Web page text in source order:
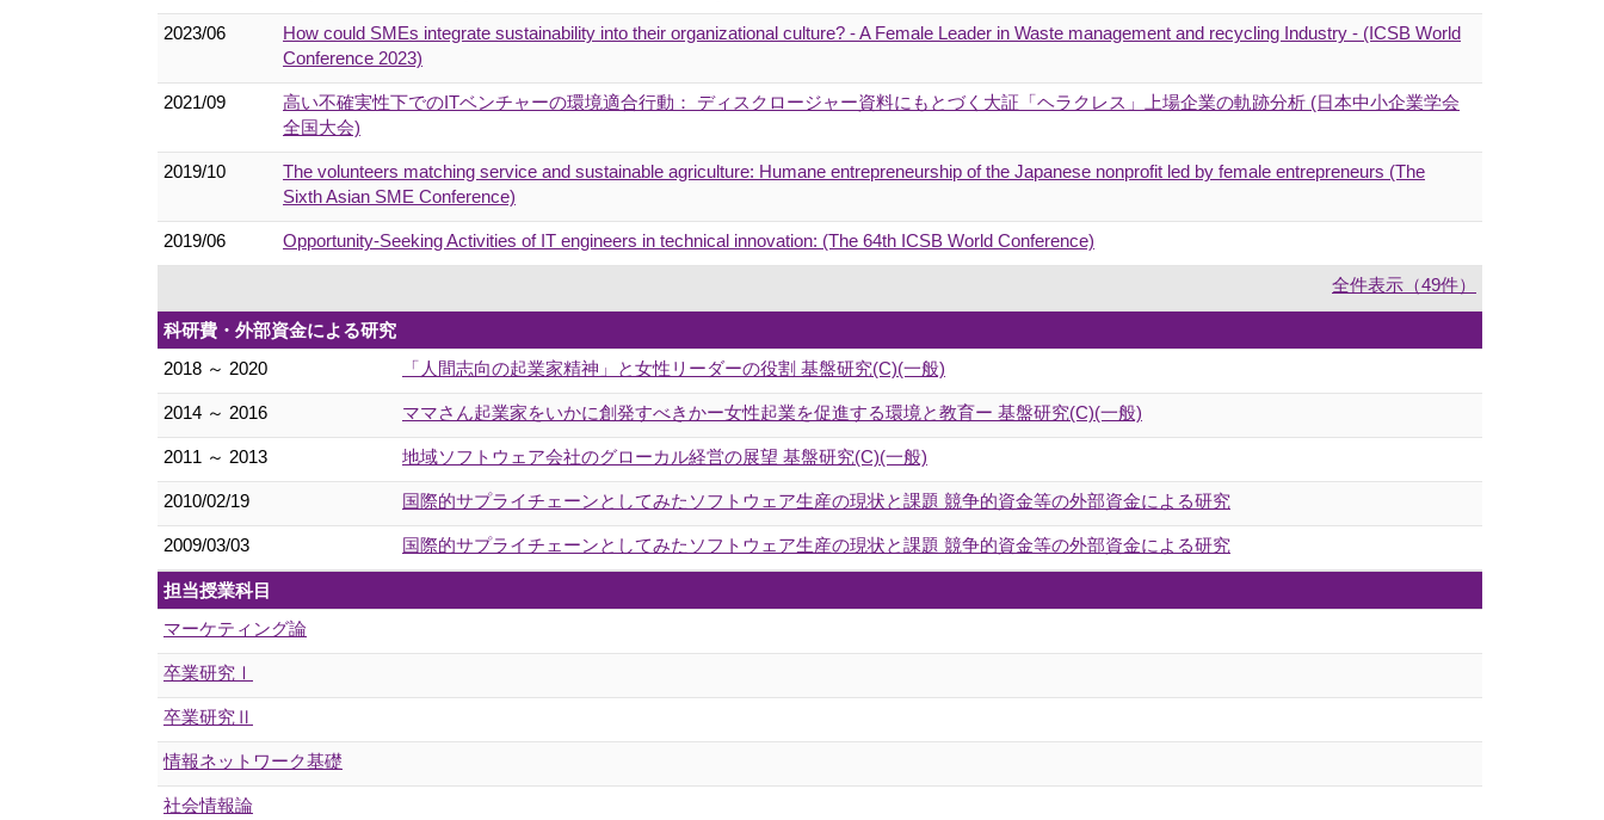
2023/06
How could SMEs integrate sustainability into their organizational culture? - A Female Leader in Waste management and recycling Industry - (ICSB World
Conference 2023)
2021/09
高い不確実性下でのITベンチャーの環境適合行動： ディスクロージャー資料にもとづく大証「ヘラクレス」上場企業の軌跡分析 (日本中小企業学会
全国大会)
2019/10
The volunteers matching service and sustainable agriculture: Humane entrepreneurship of the Japanese nonprofit led by female entrepreneurs (The
Sixth Asian SME Conference)
2019/06 Opportunity-Seeking Activities of IT engineers in technical innovation: (The 64th ICSB World Conference)
全件表示（49件）
科研費・外部資金による研究
2018 ～ 2020
「人間志向の起業家精神」と女性リーダーの役割 基盤研究(C)(一般)
2014 ～ 2016 ママさん起業家をいかに創発すべきかー女性起業を促進する環境と教育ー 基盤研究(C)(一般)
2011 ～ 2013 地域ソフトウェア会社のグローカル経営の展望 基盤研究(C)(一般)
2010/02/19 国際的サプライチェーンとしてみたソフトウェア生産の現状と課題 競争的資金等の外部資金による研究
2009/03/03 国際的サプライチェーンとしてみたソフトウェア生産の現状と課題 競争的資金等の外部資金による研究
担当授業科目
マーケティング論
卒業研究Ⅰ
卒業研究Ⅱ
情報ネットワーク基礎
社会情報論